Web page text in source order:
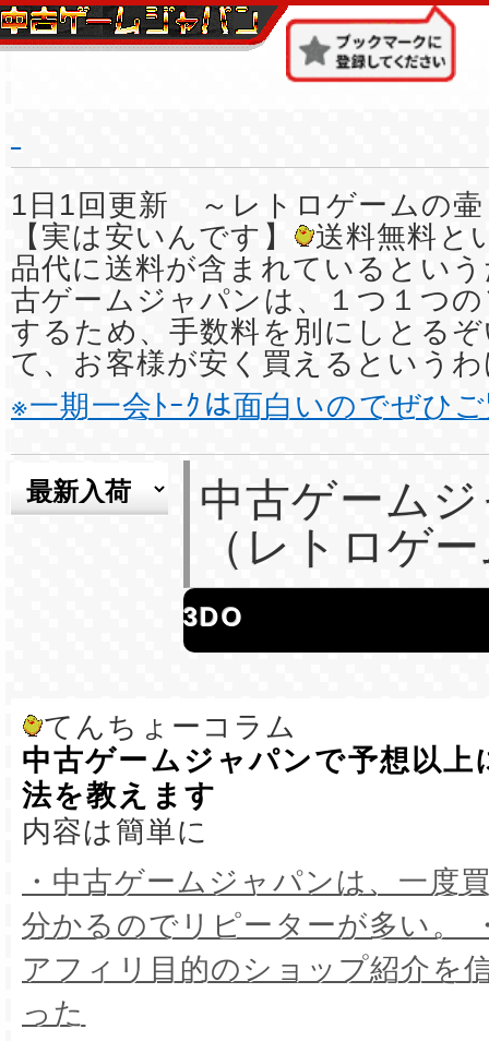
1日1回更新 ～レトロゲームの壷
【実は安いんです】
送料無料と
品代に送料が含まれているとい
古ゲームジャパンは、１つ１つ
するため、手数料を別にしとる
て、お客様が安く買えるという
※一期一会ﾄｰｸは面白いのでぜひ
中古ゲーム
（レトロゲ
3DO
てんちょーコラム
中古ゲームジャパンで予想以上
法を教えます
内容は簡単に
・中古ゲームジャパンは、一度
分かるのでリピーターが多い。
アフィリ目的のショップ紹介を
った